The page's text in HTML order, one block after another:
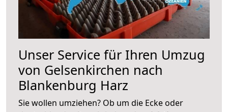
Unser Service für Ihren Umzug
von Gelsenkirchen nach
Blankenburg Harz
Sie wollen umziehen? Ob um die Ecke oder